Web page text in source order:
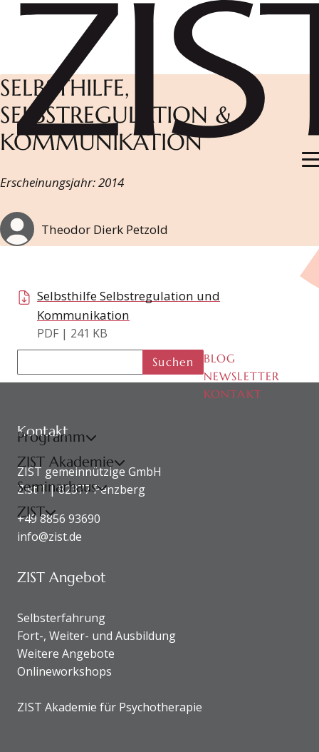
ZUM HAUPTINHALT DER SEITE SPRINGEN
Zur Startseite navigieren
BLOG
NEWSLETTER
KONTAKT
Suchbegiff
Suchen
Programm
ZIST Akademie
Seminarhaus
ZIST
SELBSTHILFE,
SELBSTREGULATION &
KOMMUNIKATION
Erscheinungsjahr: 2014
Theodor Dierk Petzold
Selbsthilfe Selbstregulation und
Kommunikation
PDF | 241 KB
KONTAKTDATEN UND SITEMAP
Kontakt
ZIST gemeinnützige GmbH
Zist 1 | 82377 Penzberg
+49 8856 93690
info@zist.de
ZIST Angebot
Selbsterfahrung
Fort-, Weiter- und Ausbildung
Weitere Angebote
Onlineworkshops
ZIST Akademie für Psychotherapie